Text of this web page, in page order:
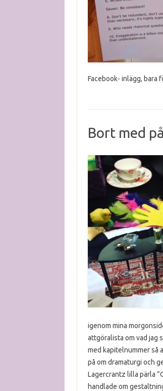
Facebook- inlägg, bara
Bort med
igenom mina
attgöralista om vad jag
med kapitelnummer så
på om dramaturgi och
Lagercrantz lilla pärla
handlade om